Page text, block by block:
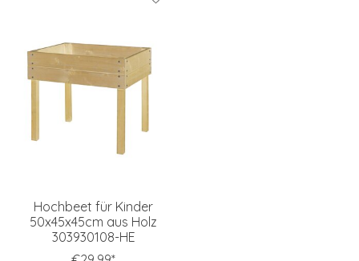
Hochbeet für Kinder
50x45x45cm aus Holz
303930108-HE